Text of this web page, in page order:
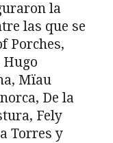
la
las que se
Porches,
Hugo
Mïau
De la
Fely
Torres y